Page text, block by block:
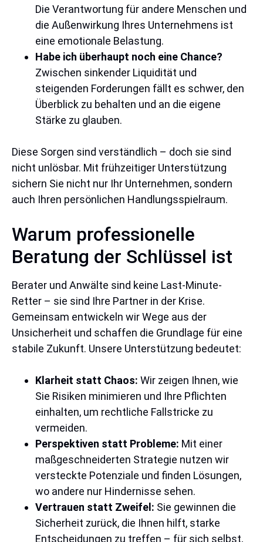
Die Verantwortung für andere Menschen und
die Außenwirkung Ihres Unternehmens ist
eine emotionale Belastung.
Habe ich überhaupt noch eine Chance?
Zwischen sinkender Liquidität und
steigenden Forderungen fällt es schwer, den
Überblick zu behalten und an die eigene
Stärke zu glauben.
Diese Sorgen sind verständlich – doch sie sind
nicht unlösbar. Mit frühzeitiger Unterstützung
sichern Sie nicht nur Ihr Unternehmen, sondern
auch Ihren persönlichen Handlungsspielraum.
Warum professionelle
Beratung der Schlüssel ist
Berater und Anwälte sind keine Last-Minute-
Retter – sie sind Ihre Partner in der Krise.
Gemeinsam entwickeln wir Wege aus der
Unsicherheit und schaffen die Grundlage für eine
stabile Zukunft. Unsere Unterstützung bedeutet:
Klarheit statt Chaos: Wir zeigen Ihnen, wie
Sie Risiken minimieren und Ihre Pflichten
einhalten, um rechtliche Fallstricke zu
vermeiden.
Perspektiven statt Probleme: Mit einer
maßgeschneiderten Strategie nutzen wir
versteckte Potenziale und finden Lösungen,
wo andere nur Hindernisse sehen.
Vertrauen statt Zweifel: Sie gewinnen die
Sicherheit zurück, die Ihnen hilft, starke
Entscheidungen zu treffen – für sich selbst,